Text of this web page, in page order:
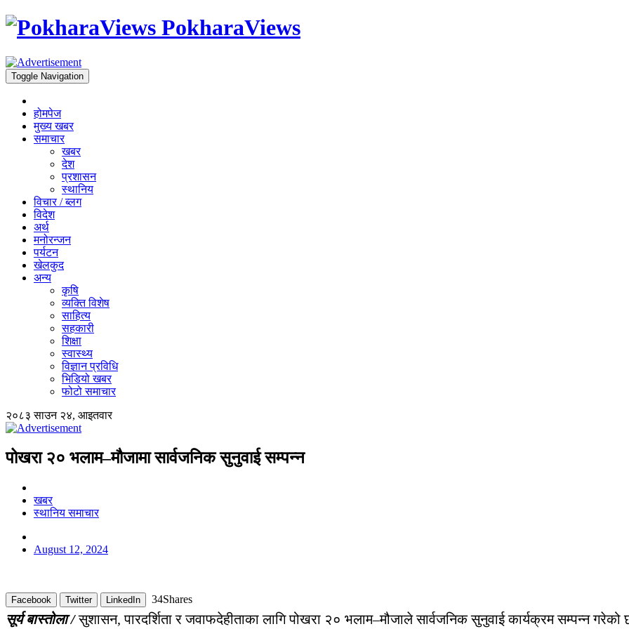
PokharaViews
Toggle Navigation
होमपेज
मुख्य खबर
समाचार
खबर
देश
प्रशासन
स्थानिय
विचार / ब्लग
विदेश
अर्थ
मनोरन्जन
पर्यटन
खेलकुद
अन्य
कृषि
व्यक्ति विशेष
साहित्य
सहकारी
शिक्षा
स्वास्थ्य
विज्ञान प्रविधि
भिडियो खबर
फोटो समाचार
२०८३ साउन २४, आइतवार
पोखरा २० भलाम–मौजामा सार्वजनिक सुनुवाई सम्पन्न
खबर
स्थानिय समाचार
August 12, 2024
Facebook Twitter LinkedIn 34Shares
सूर्य बास्तोला /सुशासन, पारदर्शिता र जवाफदेहीताका लागि पोखरा २० भलाम–मौजाले सार्वजनिक सुनुवाई कार्यक्रम सम्पन्न गरेको